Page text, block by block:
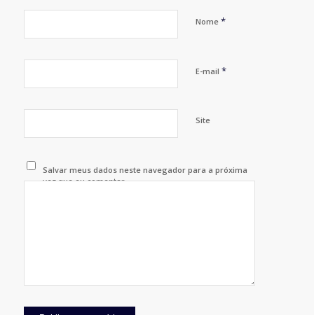
Nome *
E-mail *
Site
Salvar meus dados neste navegador para a próxima
vez que eu comentar.